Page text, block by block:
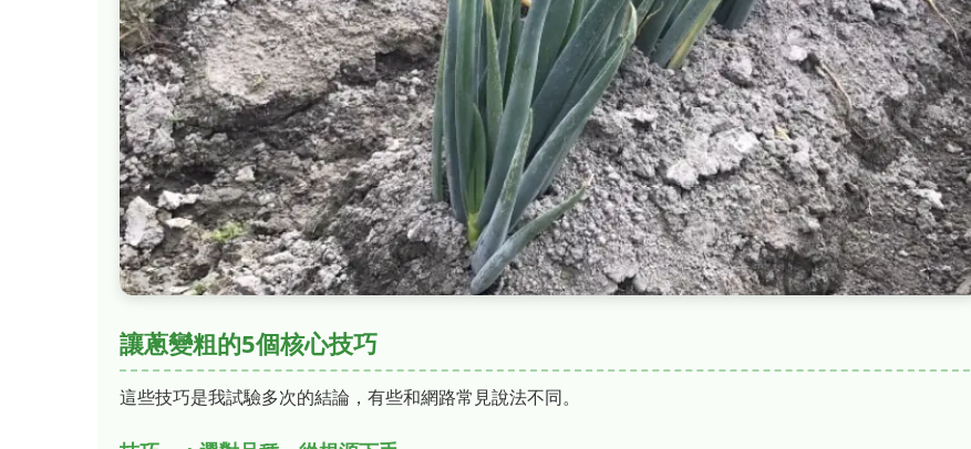
讓蔥變粗的5個核心技巧
這些技巧是我試驗多次的結論，有些和網路常見說法不同。